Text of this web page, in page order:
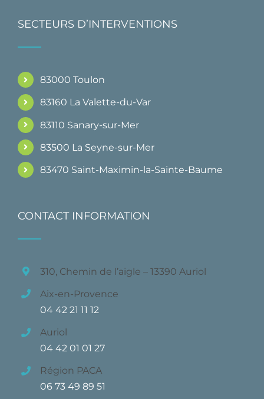
SECTEURS D’INTERVENTIONS
83000 Toulon
83160 La Valette-du-Var
83110 Sanary-sur-Mer
83500 La Seyne-sur-Mer
83470 Saint-Maximin-la-Sainte-Baume
CONTACT INFORMATION
310, Chemin de l’aigle – 13390 Auriol
Aix-en-Provence
04 42 21 11 12
Auriol
04 42 01 01 27
Région PACA
06 73 49 89 51